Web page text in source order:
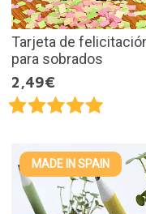
Tarjeta de
para sobrados
2,49€
MADE IN SPAIN